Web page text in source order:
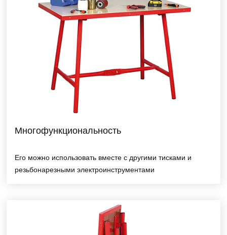
Многофункциональность
Его можно использовать вместе с другими тисками и
резьбонарезными электроинструментами